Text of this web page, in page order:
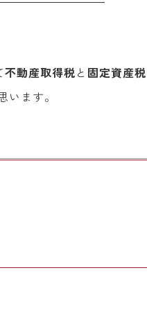
不動産取得税 と 固定資産税
います。